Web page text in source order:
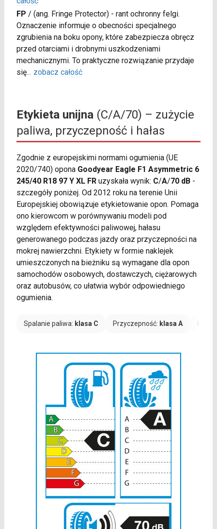
FP / (ang. Fringe Protector) - rant ochronny felgi.
Oznaczenie informuje o obecności specjalnego
zgrubienia na boku opony, które zabezpiecza obręcz
przed otarciami i drobnymi uszkodzeniami
mechanicznymi. To praktyczne rozwiązanie przydaje
się... zobacz całość
Etykieta unijna(C/A/70) – zużycie
paliwa, przyczepność i hałas
Zgodnie z europejskimi normami ogumienia (UE
2020/740) opona Goodyear Eagle F1 Asymmetric 6
245/40 R18 97 Y XL FRuzyskała wynik: C/A/70 dB-
szczegóły poniżej. Od 2012 roku na terenie Unii
Europejskiej obowiązuje etykietowanie opon. Pomaga
ono kierowcom w porównywaniu modeli pod
względem efektywności paliwowej, hałasu
generowanego podczas jazdy oraz przyczepności na
mokrej nawierzchni. Etykiety w formie naklejek
umieszczonych na bieżniku są wymagane dla opon
samochodów osobowych, dostawczych, ciężarowych
oraz autobusów, co ułatwia wybór odpowiedniego
ogumienia.
Spalanie paliwa: klasa C Przyczepność: klasa A